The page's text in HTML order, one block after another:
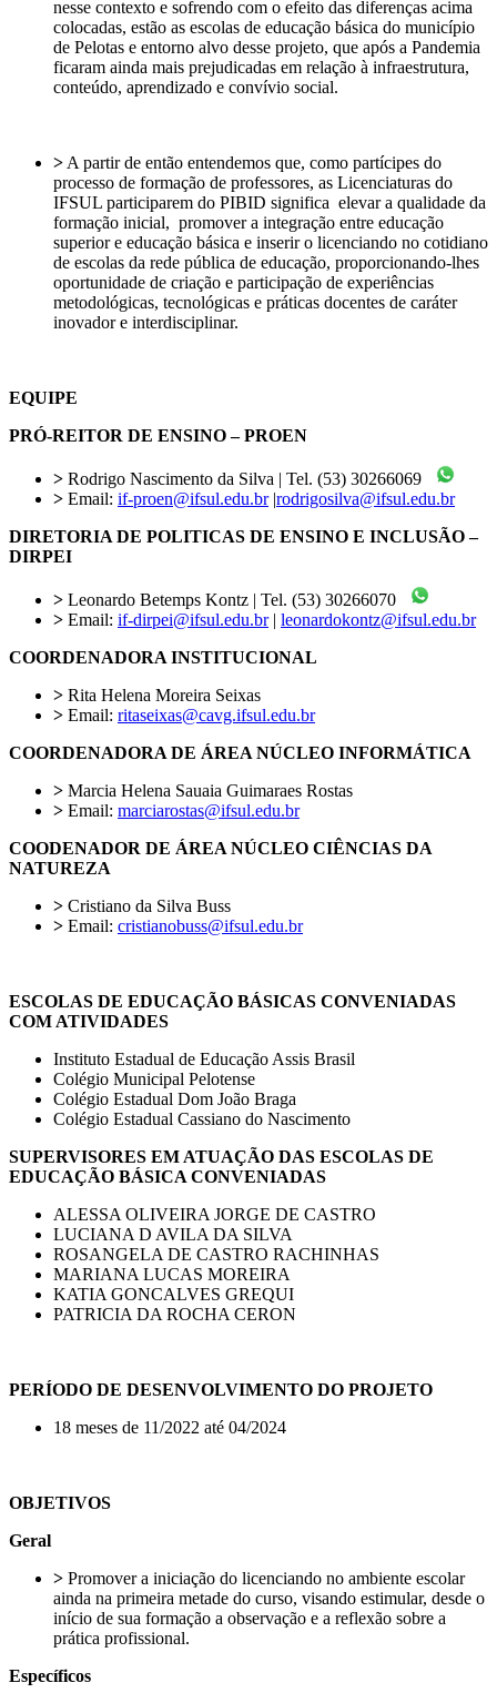
nesse contexto e sofrendo com o efeito das diferenças acima
colocadas, estão as escolas de educação básica do município
de Pelotas e entorno alvo desse projeto, que após a Pandemia
ficaram ainda mais prejudicadas em relação à infraestrutura,
conteúdo, aprendizado e convívio social.
> A partir de então entendemos que, como partícipes do
processo de formação de professores, as Licenciaturas do
IFSUL participarem do PIBID significa elevar a qualidade da
formação inicial, promover a integração entre educação
superior e educação básica e inserir o licenciando no cotidiano
de escolas da rede pública de educação, proporcionando-lhes
oportunidade de criação e participação de experiências
metodológicas, tecnológicas e práticas docentes de caráter
inovador e interdisciplinar.
EQUIPE
PRÓ-REITOR DE ENSINO – PROEN
> Rodrigo Nascimento da Silva | Tel. (53) 30266069
> Email: if-proen@ifsul.edu.br|rodrigosilva@ifsul.edu.br
DIRETORIA DE POLITICAS DE ENSINO E INCLUSÃO –
DIRPEI
> Leonardo Betemps Kontz | Tel. (53) 30266070
> Email: if-dirpei@ifsul.edu.br| leonardokontz@ifsul.edu.br
COORDENADORA INSTITUCIONAL
> Rita Helena Moreira Seixas
> Email: ritaseixas@cavg.ifsul.edu.br
COORDENADORA DE ÁREA NÚCLEO INFORMÁTICA
> Marcia Helena Sauaia Guimaraes Rostas
> Email: marciarostas@ifsul.edu.br
COODENADOR DE ÁREA NÚCLEO CIÊNCIAS DA
NATUREZA
> Cristiano da Silva Buss
> Email: cristianobuss@ifsul.edu.br
ESCOLAS DE EDUCAÇÃO BÁSICAS CONVENIADAS
COM ATIVIDADES
Instituto Estadual de Educação Assis Brasil
Colégio Municipal Pelotense
Colégio Estadual Dom João Braga
Colégio Estadual Cassiano do Nascimento
SUPERVISORES EM ATUAÇÃO DAS ESCOLAS DE
EDUCAÇÃO BÁSICA CONVENIADAS
ALESSA OLIVEIRA JORGE DE CASTRO
LUCIANA D AVILA DA SILVA
ROSANGELA DE CASTRO RACHINHAS
MARIANA LUCAS MOREIRA
KATIA GONCALVES GREQUI
PATRICIA DA ROCHA CERON
PERÍODO DE DESENVOLVIMENTO DO PROJETO
18 meses de 11/2022 até 04/2024
OBJETIVOS
Geral
> Promover a iniciação do licenciando no ambiente escolar
ainda na primeira metade do curso, visando estimular, desde o
início de sua formação a observação e a reflexão sobre a
prática profissional.
Específicos